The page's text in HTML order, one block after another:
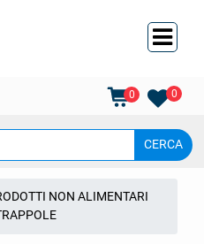
0 0
NON ALIMENTARI